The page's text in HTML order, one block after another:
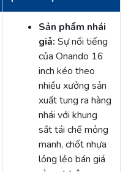
Sản phẩm nhái
giả: Sự nổi tiếng
của Onando 16
inch kéo theo
nhiều xưởng sản
xuất tung ra hàng
nhái với khung
sắt tái chế mỏng
manh, chốt nhựa
lỏng lẻo bán giá